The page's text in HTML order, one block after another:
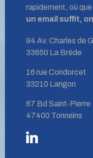
rapidement, où
un email suffit,
94 Av. Charles de
33650 La Brède
16 rue Condorcet
33210 Langon
67 Bd Saint-Pierre
47400 Tonneins